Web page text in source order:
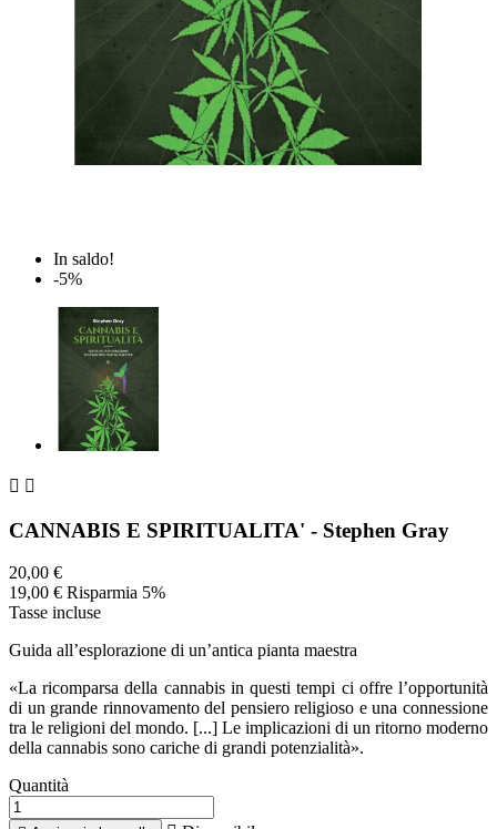
In saldo!
-5%
 
CANNABIS E SPIRITUALITA' - Stephen Gray
20,00 €
19,00 € Risparmia 5%
Tasse incluse
Guida all’esplorazione di un’antica pianta maestra
«La ricomparsa della cannabis in questi tempi ci offre l’opportunità
di un grande rinnovamento del pensiero religioso e una connessione
tra le religioni del mondo. [...] Le implicazioni di un ritorno moderno
della cannabis sono cariche di grandi potenzialità».
Quantità